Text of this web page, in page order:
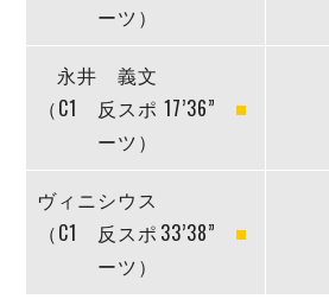
ーツ）
永井 義文
（C1 反スポ
ーツ）
17’36”
ヴィニシウス
（C1 反スポ
ーツ）
33’38”